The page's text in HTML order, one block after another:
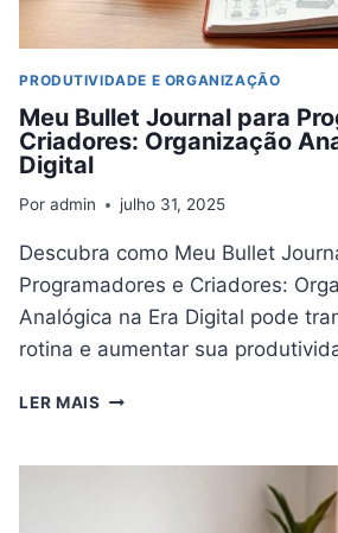
PRODUTIVIDADE E ORGANIZAÇÃO
Meu Bullet Journal para
Criadores: Organização
Digital
Por admin julho 31, 2025
Descubra como Meu Bullet
Programadores e Criadores:
Analógica na Era Digital pode
rotina e aumentar sua
LER MAIS MEU
PARA